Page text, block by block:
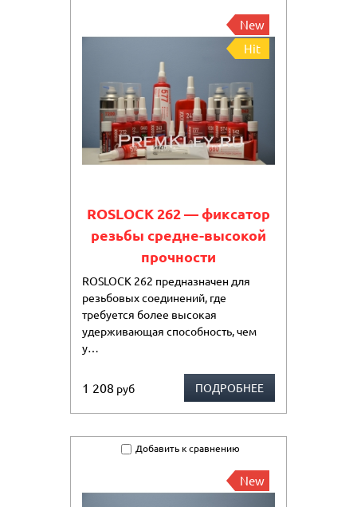
New
Hit
ROSLOCK 262 — фиксатор
резьбы средне-высокой
прочности
ROSLOCK 262 предназначен для
резьбовых соединений, где
требуется более высокая
удерживающая способность, чем
у…
1 208 руб ПОДРОБНЕЕ
Добавить к сравнению
New